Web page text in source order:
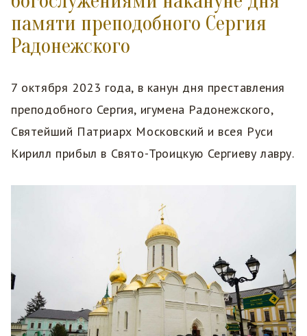
памяти преподобного Сергия
Радонежского
7 октября 2023 года, в канун дня преставления
преподобного Сергия, игумена Радонежского,
Святейший Патриарх Московский и всея Руси
Кирилл прибыл в Свято-Троицкую Сергиеву лавру.